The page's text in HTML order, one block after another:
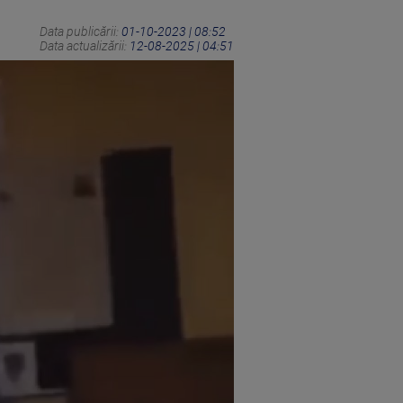
Data publicării: 01-10-2023 | 08:52
Data actualizării: 12-08-2025 | 04:51